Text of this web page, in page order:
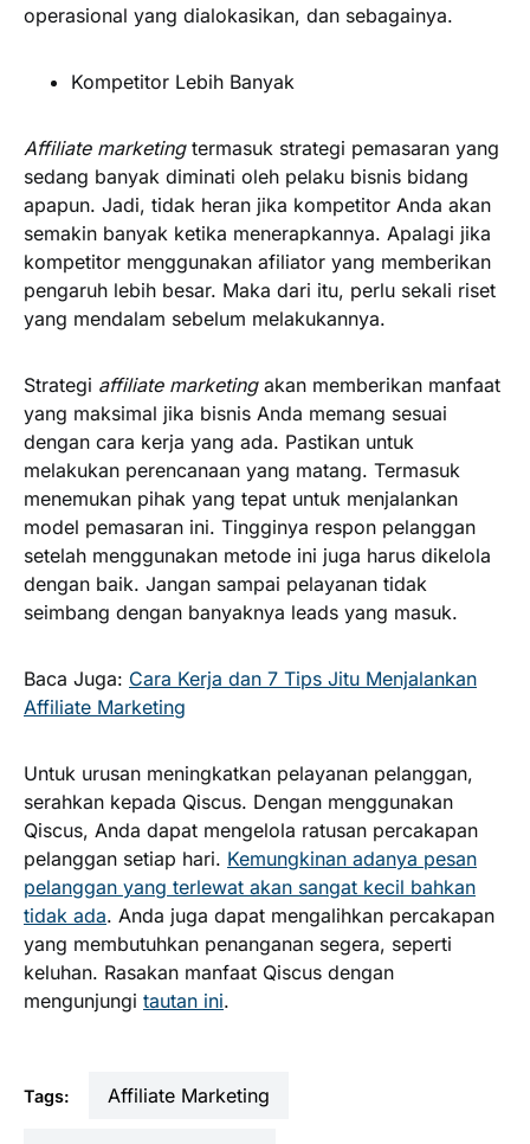
operasional yang dialokasikan, dan sebagainya.
Kompetitor Lebih Banyak
Affiliate marketingtermasuk strategi pemasaran yang
sedang banyak diminati oleh pelaku bisnis bidang
apapun. Jadi, tidak heran jika kompetitor Anda akan
semakin banyak ketika menerapkannya. Apalagi jika
kompetitor menggunakan afiliator yang memberikan
pengaruh lebih besar. Maka dari itu, perlu sekali riset
yang mendalam sebelum melakukannya.
Strategi affiliate marketingakan memberikan manfaat
yang maksimal jika bisnis Anda memang sesuai
dengan cara kerja yang ada. Pastikan untuk
melakukan perencanaan yang matang. Termasuk
menemukan pihak yang tepat untuk menjalankan
model pemasaran ini. Tingginya respon pelanggan
setelah menggunakan metode ini juga harus dikelola
dengan baik. Jangan sampai pelayanan tidak
seimbang dengan banyaknya leads yang masuk.
Baca Juga: Cara Kerja dan 7 Tips Jitu Menjalankan
Affiliate Marketing
Untuk urusan meningkatkan pelayanan pelanggan,
serahkan kepada Qiscus. Dengan menggunakan
Qiscus, Anda dapat mengelola ratusan percakapan
pelanggan setiap hari. Kemungkinan adanya pesan
pelanggan yang terlewat akan sangat kecil bahkan
tidak ada. Anda juga dapat mengalihkan percakapan
yang membutuhkan penanganan segera, seperti
keluhan. Rasakan manfaat Qiscus dengan
mengunjungi tautan ini.
Tags: Affiliate Marketing